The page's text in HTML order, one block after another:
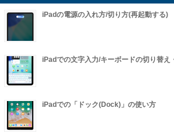
iPadの電源の入れ方/切り方(再起動する)
iPadでの文字入力/キーボードの切り替え
iPadでの「ドック(Dock)」の使い方